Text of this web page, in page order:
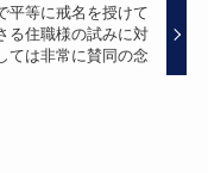
平等に戒名を授けて
る住職様の試みに対
ては非常に賛同の念